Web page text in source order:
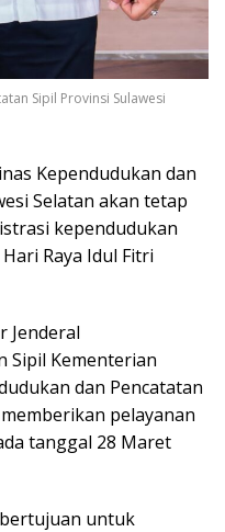
Sipil Provinsi Sulawesi
Kependudukan dan
Selatan akan tetap
kependudukan
Raya Idul Fitri
Jenderal
Sipil Kementerian
dan Pencatatan
pelayanan
tanggal 28 Maret
untuk